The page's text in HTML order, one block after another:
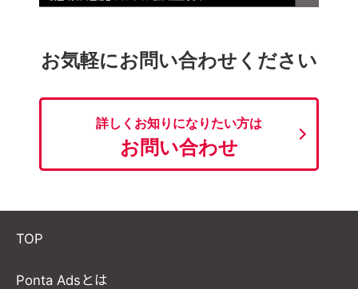
お気軽にお問い合わせください
詳しくお知りになりたい方は
お問い合わせ
TOP
Ponta Adsとは